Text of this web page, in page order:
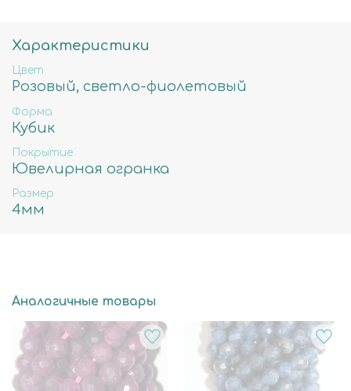
100шт, вес 15гр, отверстие примерно 0,7мм
Характеристики
Цвет
Розовый, светло-фиолетовый
Форма
Кубик
Покрытие
Ювелирная огранка
Размер
4мм
Аналогичные товары